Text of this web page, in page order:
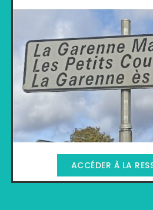
ACCÉDER À LA